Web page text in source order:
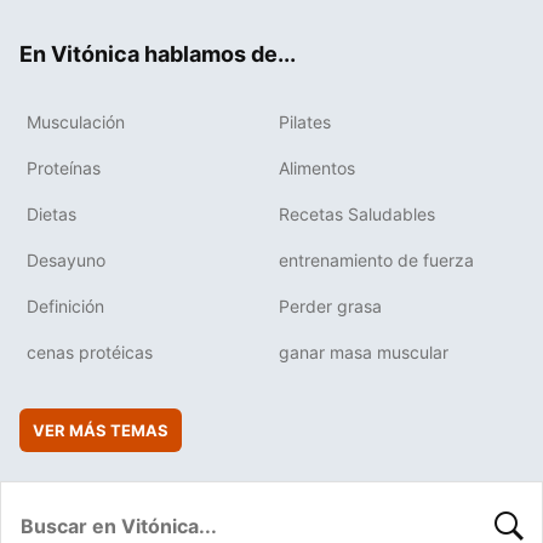
En Vitónica hablamos de...
Musculación Pilates
Proteínas Alimentos
Dietas Recetas Saludables
Desayuno entrenamiento de fuerza
Definición Perder grasa
cenas protéicas ganar masa muscular
VER MÁS TEMAS